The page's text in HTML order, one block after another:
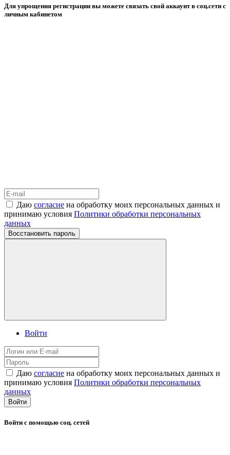
Для упрощения регистрации вы можете связать свой аккаунт в соц.сети с
личным кабинетом
Даю согласие на обработку моих персональных данных и
принимаю условия Политики обработки персональных
данных
Восстановить пароль
Войти
Даю согласие на обработку моих персональных данных и
принимаю условия Политики обработки персональных
данных
Войти
Войти с помощью соц. сетей